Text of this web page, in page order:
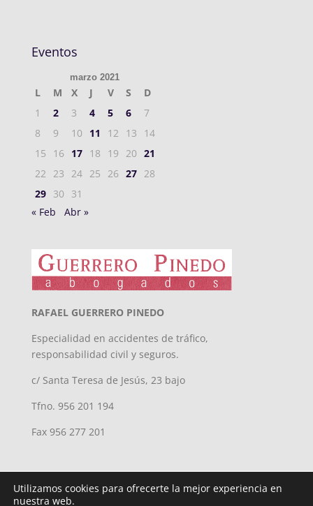
Eventos
marzo 2021
L M X J V S
D
1
2 3 4 5 6
7
8
9 10 11 12 13
14
15
16 17 18 19 20 21
22
23 24 25 26 27 28
29 30
31
« Feb
Abr »
RAFAEL GUERRERO PINEDO
Especialidad en accidentes de tráfico,
responsabilidad civil y seguros.
c/ Santa Teresa de Jesús, 23 bajo
Tfno. 956 201 194
Fax 956 277 201
Utilizamos cookies para ofrecerte la mejor experiencia en
nuestra web.